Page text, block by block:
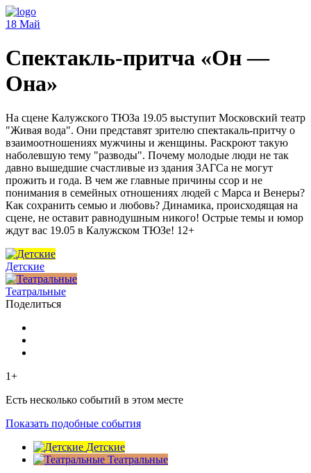
18 Май
Спектакль-притча «Он —
Она»
На сцене Калужского ТЮЗа 19.05 выступит Московский театр
"Живая вода". Они представят зрителю спектакаль-притчу о
взаимоотношениях мужчины и женщины. Раскроют такую
наболевшую тему "разводы". Почему молодые люди не так
давно вышедшие счастливые из здания ЗАГСа не могут
прожить и года. В чем же главные причины ссор и не
понимания в семейных отношениях людей с Марса и Венеры?
Как сохранить семью и любовь? Динамика, происходящая на
сцене, не оставит равнодушным никого! Острые темы и юмор
ждут вас 19.05 в Калужском ТЮЗе! 12+
Детские
Театральные
Поделиться
1+
Есть несколько событий в этом месте
Показать подобные события
Детские
Театральные